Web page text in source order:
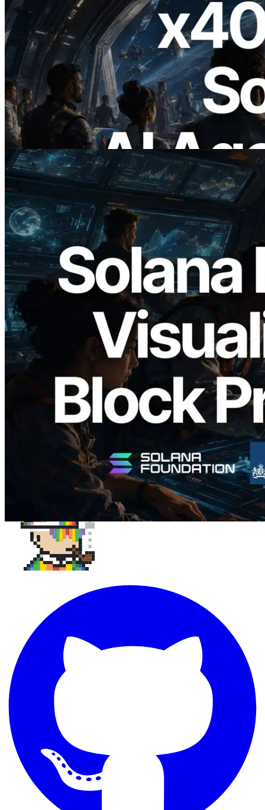
2026.07.04
ERPC lança Solana RPC com suporte a
x402 — A era em que agentes de IA
pagam sob demanda pelas APIs de que
precisam
Ler este artigo
2026.05.24
Validators Solutions lança Solana Block
Analyzer — Visualizando o tempo de
produção de bloco por slot e o validador
responsável